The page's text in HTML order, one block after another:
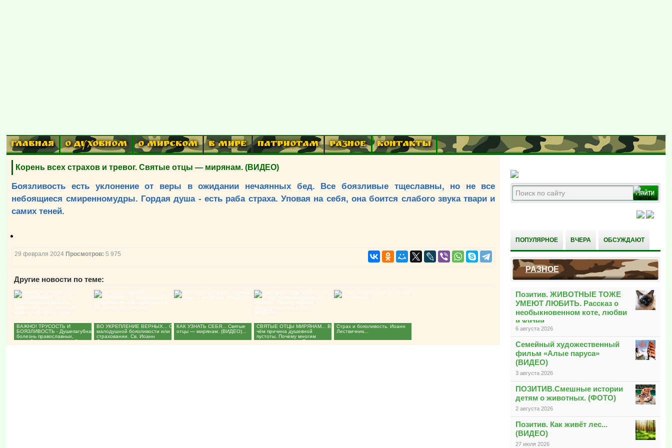
ГЛАВНАЯ О ДУХОВНОМ О МИРСКОМ В МИРЕ ПАТРИОТАМ РАЗНОЕ КОНТАКТЫ
ПОПУЛЯРНОЕ ВЧЕРА ОБСУЖДАЮТ
РАЗНОЕ
Позитив. ЖИВОТНЫЕ ТОЖЕ
УМЕЮТ ЛЮБИТЬ. Рассказ о
необыкновенном коте, любви
и жизни
6 августа 2026
Семейный художественный
фильм «Алые паруса»
(ВИДЕО)
3 августа 2026
ПОЗИТИВ.Смешные истории
детям о животных. (ФОТО)
2 августа 2026
Позитив. Как живёт лес...
(ВИДЕО)
27 июля 2026
Корень всех страхов и тревог. Святые отцы — мирянам. (ВИДЕО)
Боязливость есть уклонение от веры в ожидании нечаянных бед. Все боязливые тщеславны, но не все
небоящиеся смиренномудры. Гордая душа - есть раба страха. Уповая на себя, она боится слабого звука твари и
самих теней.
29 февраля 2024 Просмотров: 5 975
Другие новости по теме:
ВАЖНО! ТРУСОСТЬ И
БОЯЗЛИВОСТЬ - Душепагубная
болезнь православных,
способная навечно погубить
душу....
ВО УКРЕПЛЕНИЕ ВЕРНЫХ... О
малодушной боязливости или
страховании. Св. Иоанн
Лествичник...
КАК УЗНАТЬ СЕБЯ... Святые
отцы — мирянам. (ВИДЕО)...
СВЯТЫЕ ОТЦЫ МИРЯНАМ... В
чём причина душевной
пустоты. Почему многим
трудно поверить в Бога.
(ВИДЕО)...
Страх и боязливость. Иоанн
Лествичник...